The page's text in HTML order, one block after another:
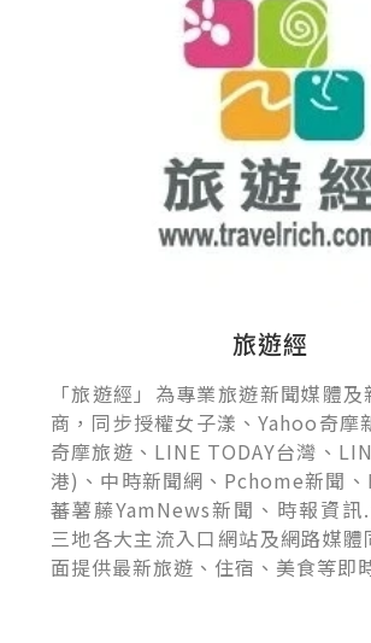
旅遊經
「旅遊經」為專業旅遊新聞媒體
商，同步授權女子漾、Yahoo奇摩
奇摩旅遊、LINE TODAY台灣、
港)、中時新聞網、Pchome新聞
蕃薯藤YamNews新聞、時報資
三地各大主流入口網站及網路媒體
面提供最新旅遊、住宿、美食等即